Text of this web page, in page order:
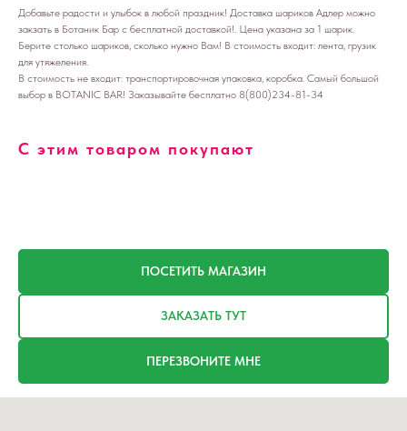
Добавьте радости и улыбок в любой праздник! Доставка шариков Адлер можно
закзать в Ботаник Бар с бесплатной доставкой!. Цена указана за 1 шарик.
Берите столько шариков, сколько нужно Вам! В стоимость входит: лента, грузик
для утяжеления.
В стоимость не входит: транспортировочная упаковка, коробка. Самый большой
выбор в BOTANIC BAR! Заказывайте бесплатно 8(800)234-81-34
С этим товаром покупают
ПОСЕТИТЬ МАГАЗИН
ЗАКАЗАТЬ ТУТ
ПЕРЕЗВОНИТЕ МНЕ